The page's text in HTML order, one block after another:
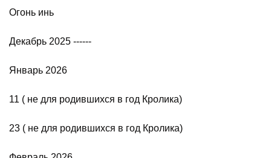
Огонь инь
Декабрь 2025 ------
Январь 2026
11 ( не для родившихся в год Кролика)
23 ( не для родившихся в год Кролика)